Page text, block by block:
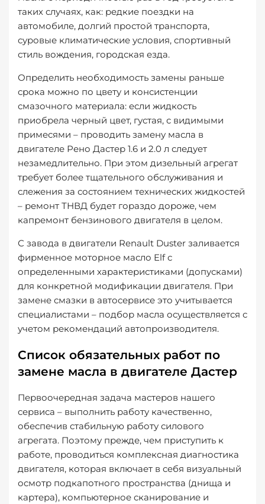
таких случаях, как: редкие поездки на
автомобиле, долгий простой транспорта,
суровые климатические условия, спортивный
стиль вождения, городская езда.
Определить необходимость замены раньше
срока можно по цвету и консистенции
смазочного материала: если жидкость
приобрела черный цвет, густая, с видимыми
примесями – проводить замену масла в
двигателе Рено Дастер 1.6 и 2.0 л следует
незамедлительно. При этом дизельный агрегат
требует более тщательного обслуживания и
слежения за состоянием технических жидкостей
– ремонт ТНВД будет гораздо дороже, чем
капремонт бензинового двигателя в целом.
С завода в двигатели Renault Duster заливается
фирменное моторное масло Elf с
определенными характеристиками (допусками)
для конкретной модификации двигателя. При
замене смазки в автосервисе это учитывается
специалистами – подбор масла осуществляется с
учетом рекомендаций автопроизводителя.
Список обязательных работ по
замене масла в двигателе Дастер
Первоочередная задача мастеров нашего
сервиса – выполнить работу качественно,
обеспечив стабильную работу силового
агрегата. Поэтому прежде, чем приступить к
работе, проводиться комплексная диагностика
двигателя, которая включает в себя визуальный
осмотр подкапотного пространства (днища и
картера), компьютерное сканирование и